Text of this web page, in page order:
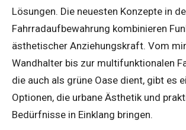
Lösungen. Die neuesten Konzepte in
Fahrradaufbewahrung kombinieren
ästhetischer Anziehungskraft. Vom
Wandhalter bis zur multifunktionalen
die auch als grüne Oase dient, gibt es
Optionen, die urbane Ästhetik und
Bedürfnisse in Einklang bringen.